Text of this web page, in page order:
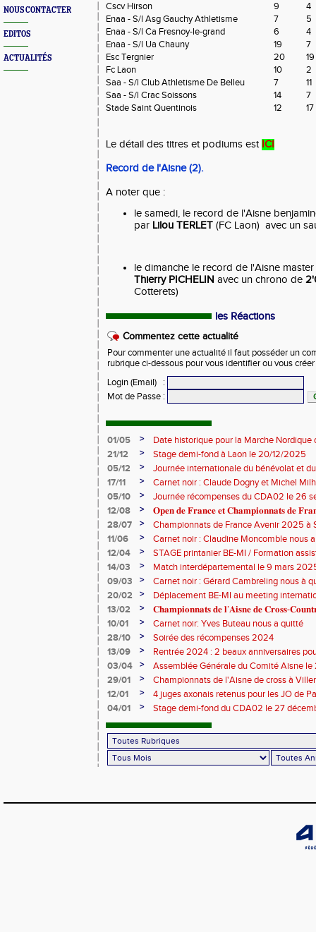
NOUS CONTACTER
EDITOS
ACTUALITÉS
Cscv Hirson
9
4
Enaa - S/l Asg Gauchy Athletisme
7
5
Enaa - S/l Ca Fresnoy-le-grand
6
4
Enaa - S/l Ua Chauny
19
7
Esc Tergnier
20
19
Fc Laon
10
2
Saa - S/l Club Athletisme De Belleu
7
11
Saa - S/l Crac Soissons
14
7
Stade Saint Quentinois
12 17
Le détail des titres et podiums est ICI
Record de l'Aisne (2).
A noter que :
le samedi, le record de l'Aisne
par Lilou TERLET (FC Laon) avec un
le dimanche le record de l'Aisne
Thierry PICHELIN avec un chrono de
Cotterets)
les Réactions
Commentez cette actualité
Pour commenter une actualité il faut posséder un
rubrique ci-dessous pour vous identifier ou vous
Login (Email)
:
Mot de Passe :
01/05 >
Date historique pour la Marche Nordique
21/12
>
Stage demi-fond à Laon le 20/12/2025
05/12
>
Journée internationale du bénévolat et
17/11
>
Carnet noir : Claude Dogny et Michel
05/10
>
Journée récompenses du CDA02 le 26
12/08
>
𝐎𝐩𝐞𝐧 𝐝𝐞 𝐅𝐫𝐚𝐧𝐜𝐞 𝐞𝐭 𝐂𝐡𝐚𝐦𝐩𝐢𝐨𝐧𝐧𝐚𝐭𝐬 𝐝𝐞
28/07
>
Championnats de France Avenir 2025 à
11/06
>
Carnet noir : Claudine Moncomble nous
12/04
>
STAGE printanier BE-MI / Formation
14/03
>
Match interdépartemental le 9 mars
09/03
>
Carnet noir : Gérard Cambreling nous à
20/02
>
Déplacement BE-MI au meeting
13/02
>
𝐂𝐡𝐚𝐦𝐩𝐢𝐨𝐧𝐧𝐚𝐭𝐬 𝐝𝐞 𝐥’𝐀𝐢𝐬𝐧𝐞 𝐝𝐞 𝐂𝐫𝐨𝐬𝐬-
10/01
>
Carnet noir: Yves Buteau nous a quitté
28/10
>
Soirée des récompenses 2024
13/09
>
Rentrée 2024 : 2 beaux anniversaires
l'ACCT et le CA Belleu
03/04 >
Assemblée Générale du Comité Aisne
29/01
>
Championnats de l'Aisne de cross à
2024
12/01 >
4 juges axonais retenus pour les JO de
04/01
> Stage demi-fond du CDA02 le 27